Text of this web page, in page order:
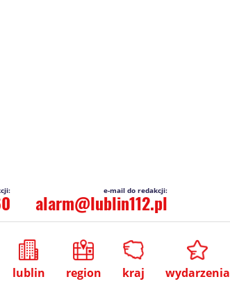
alarm@lublin112.pl
lublin region kraj wydarzenia